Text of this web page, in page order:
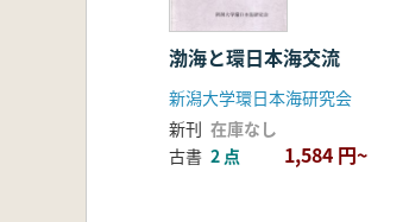
渤海と環日本海交流
新潟大学環日本海研究会
新刊 在庫なし
古書 2 点 1,584 円~